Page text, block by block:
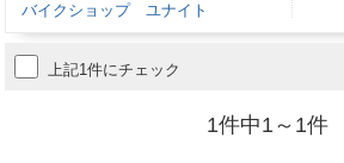
バイクショップ ユナイト
上記1件にチェック
1件中1～1件